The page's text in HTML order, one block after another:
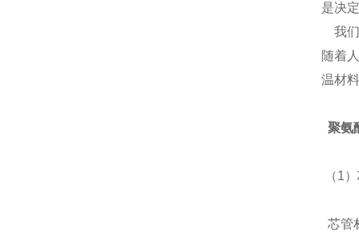
是决
我们
随着
温材
聚氨
（1
芯管